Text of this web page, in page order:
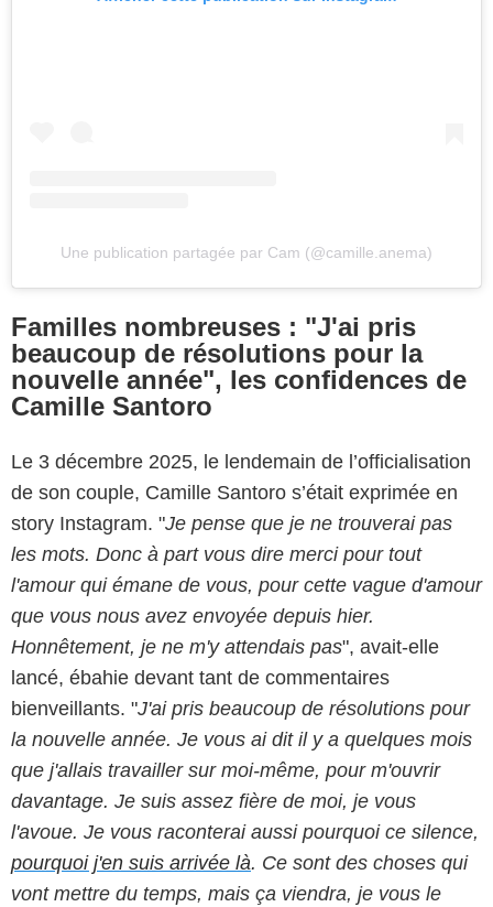
Une publication partagée par Cam (@camille.anema)
Familles nombreuses : "J'ai pris
beaucoup de résolutions pour la
nouvelle année", les confidences de
Camille Santoro
Le 3 décembre 2025, le lendemain de l’officialisation
de son couple, Camille Santoro s’était exprimée en
story Instagram. "Je pense que je ne trouverai pas
les mots. Donc à part vous dire merci pour tout
l'amour qui émane de vous, pour cette vague d'amour
que vous nous avez envoyée depuis hier.
Honnêtement, je ne m'y attendais pas", avait-elle
lancé, ébahie devant tant de commentaires
bienveillants. "J'ai pris beaucoup de résolutions pour
la nouvelle année. Je vous ai dit il y a quelques mois
que j'allais travailler sur moi-même, pour m'ouvrir
davantage. Je suis assez fière de moi, je vous
l'avoue. Je vous raconterai aussi pourquoi ce silence,
pourquoi j'en suis arrivée là. Ce sont des choses qui
vont mettre du temps, mais ça viendra, je vous le